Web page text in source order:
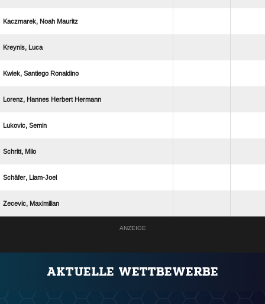
  
 
  
   
 
 
 
 
ANZEIGE
AKTUELLE WETTBEWERBE